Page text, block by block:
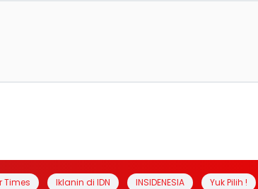
Times Iklanin di IDN INSIDENESIA Yuk Pilih !